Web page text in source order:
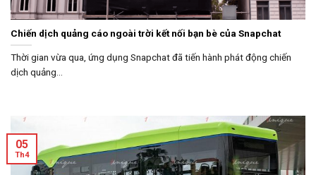
Chiến dịch quảng cáo ngoài trời kết nối bạn bè của Snapchat
Thời gian vừa qua, ứng dụng Snapchat đã tiến hành phát động chiến
dịch quảng...
05
Th4